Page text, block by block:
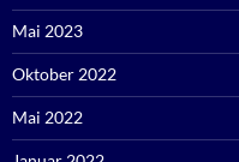
Mai 2023
Oktober 2022
Mai 2022